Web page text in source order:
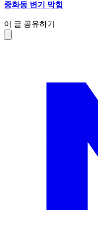
중화동 변기 막힘
이 글 공유하기